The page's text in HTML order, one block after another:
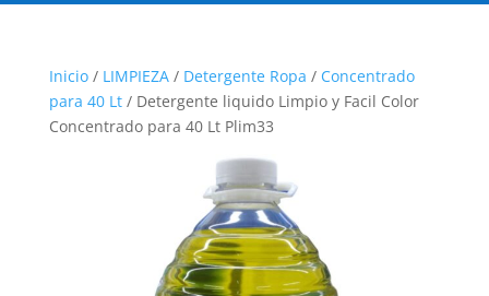
Inicio/ LIMPIEZA/ Detergente Ropa / Concentrado
para 40 Lt/ Detergente liquido Limpio y Facil Color
Concentrado para 40 Lt Plim33